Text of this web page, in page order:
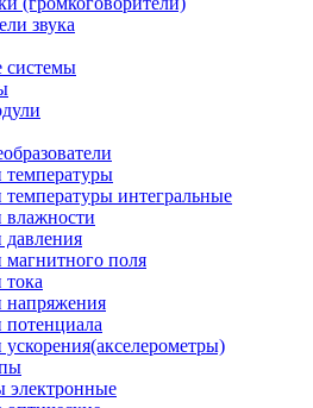
звука
системы
температуры
температуры интегральные
влажности
давления
магнитного поля
тока
напряжения
потенциала
электронные